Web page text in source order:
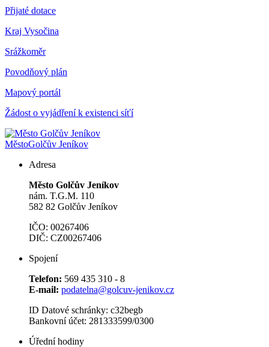
Přijaté dotace
Kraj Vysočina
Srážkoměr
Povodňový plán
Mapový portál
Žádost o vyjádření k existenci síťí
MěstoGolčův Jeníkov
Adresa
Město Golčův Jeníkov
nám. T.G.M. 110
582 82 Golčův Jeníkov
IČO: 00267406
DIČ: CZ00267406
Spojení
Telefon: 569 435 310 - 8
E-mail: podatelna@golcuv-jenikov.cz
ID Datové schránky: c32begb
Bankovní účet: 281333599/0300
Úřední hodiny